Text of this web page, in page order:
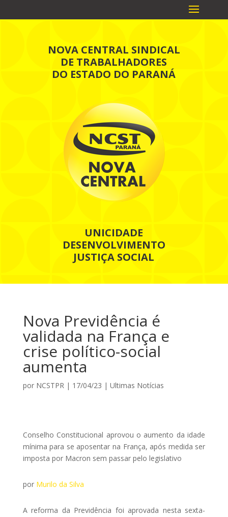
NOVA CENTRAL SINDICAL
DE TRABALHADORES
DO ESTADO DO PARANÁ
UNICIDADE
DESENVOLVIMENTO
JUSTIÇA SOCIAL
Nova Previdência é
validada na França e
crise político-social
aumenta
por NCSTPR| 17/04/23 | Ultimas Notícias
Conselho Constitucional aprovou o aumento da idade
mínima para se aposentar na França, após medida ser
imposta por Macron sem passar pelo legislativo
por Murilo da Silva
A reforma da Previdência foi aprovada nesta sexta-